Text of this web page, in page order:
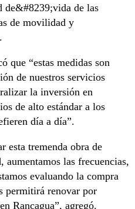
de&#8239;vida de las
de movilidad y
que “estas medidas son
de nuestros servicios
la inversión en
de alto estándar a los
día a día”.
esta tremenda obra de
aumentamos las frecuencias,
evaluando la compra
permitirá renovar por
Rancagua”, agregó.